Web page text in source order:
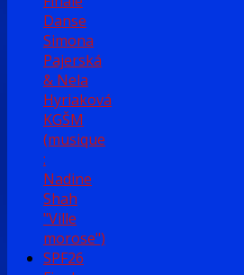
Danse
Simona
Pajerská
& Nela
Hyriaková
KGŠM
(musique
:
Nadine
Shah
"Ville
morose")
SPF26